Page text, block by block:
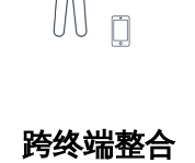
跨终端整合